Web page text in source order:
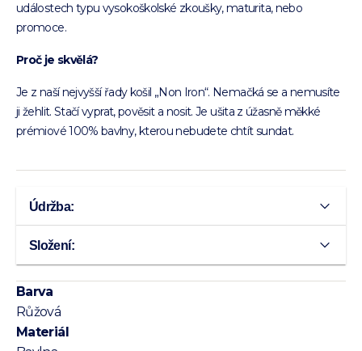
událostech typu vysokoškolské zkoušky, maturita, nebo
promoce.
Proč je skvělá?
Je z naší nejvyšší řady košil „Non Iron“. Nemačká se a nemusíte
ji žehlit. Stačí vyprat, pověsit a nosit. Je ušita z úžasně měkké
prémiové 100% bavlny, kterou nebudete chtít sundat.
Údržba:
Složení:
Barva
Růžová
Materiál